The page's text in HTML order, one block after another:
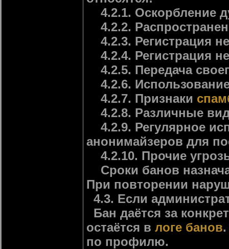
4.2.1. Оскорбление
4.2.2.
4.2.3. Регистрация
4.2.4. Регистрация
4.2.5. Передача
4.2.6. Использование
4.2.7. Признаки
4.2.8. Различные
4.2.9. Регулярное
анонимайзеров для
4.2.10. Прочие
Сроки банов
При повторении
4.3. Если
Бан даётся за
остаётся в логе банов
по профилю.